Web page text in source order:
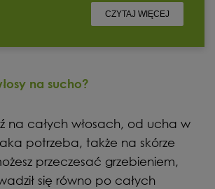
na sucho?
na całych włosach, od ucha w
potrzeba, także na skórze
przeczesać grzebieniem,
się równo po całych